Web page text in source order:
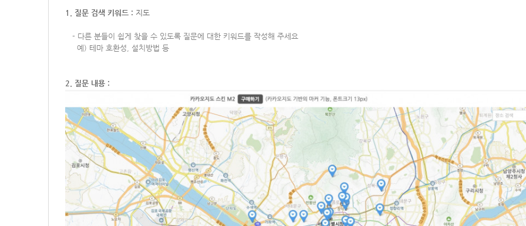
1. 질문 검색 키워드 : 지도
- 다른 분들이 쉽게 찾을 수 있도록 질문에 대한 키워드를 작성해 주세요
예) 테마 호환성, 설치방법 등
2. 질문 내용 :